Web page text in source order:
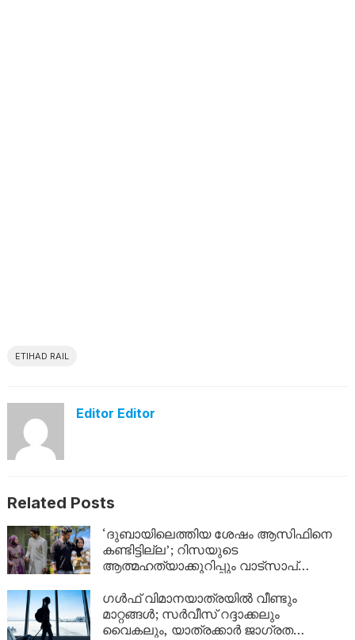
ETIHAD RAIL
Editor Editor
Related Posts
‘ദുബായിലെത്തിയ ശേഷം ആസിഫിനെ
കണ്ടിട്ടില്ല’; റിസയുടെ
ആത്മഹത്യാക്കുറിപ്പും വാട്സാപ്
പൊലീസിന്റെ നീക്കം എന്ത്?
ഗൾഫ് വിമാനയാത്രയിൽ വീണ്ടും
മാറ്റങ്ങൾ; സർവീസ് റദ്ദാക്കലും
വൈകലും, യാത്രക്കാർ ജാഗ്രത